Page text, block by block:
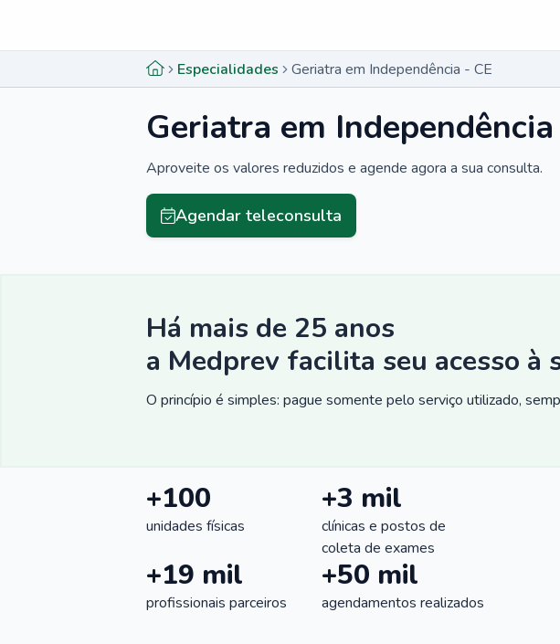
Especialidades Geriatra em Independência - CE
Geriatra em
Aproveite os valores reduzidos e agende agora a sua consulta.
Agendar teleconsulta
Há mais de 25 anos
a Medprev facilita seu acesso à
O princípio é simples: pague somente pelo serviço utilizado,
+100
unidades físicas
+3 mil
clínicas e postos de
coleta de exames
+19 mil
profissionais parceiros
+50 mil
agendamentos realizados